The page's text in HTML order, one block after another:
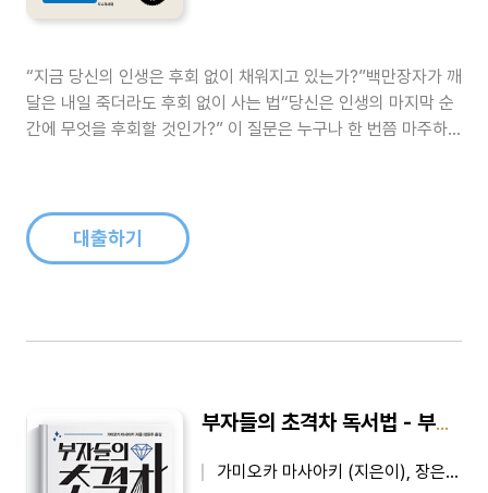
“지금 당신의 인생은 후회 없이 채워지고 있는가?”백만장자가 깨
달은 내일 죽더라도 후회 없이 사는 법“당신은 인생의 마지막 순
간에 무엇을 후회할 것인가?” 이 질문은 누구나 한 번쯤 마주하
뤘느냐가 아니라,..
대출하기
부자들의 초격차 독서법 - 부자들의 지식은 복리로 쌓인다
가미오카 마사아키 (지은이), 장은주 (옮긴이)